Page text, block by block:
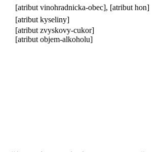
[atribut vinohradnicka-obec], [atribut hon]
[atribut kyseliny]
[atribut zvyskovy-cukor]
[atribut objem-alkoholu]